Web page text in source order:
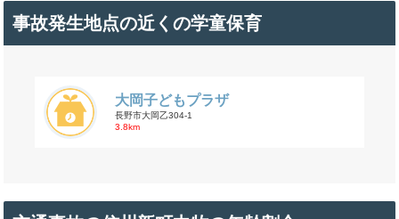
事故発生地点の近くの学童保育
大岡子どもプラザ
長野市大岡乙304-1
3.8km